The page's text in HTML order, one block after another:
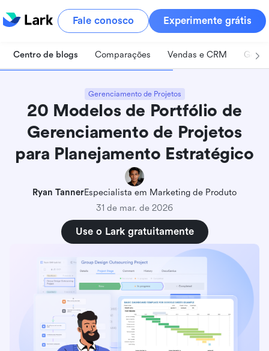
Fale conosco Experimente grátis
Centro de blogs Comparações Vendas e CRM
Gerenciamento de Projetos
20 Modelos de Portfólio de
Gerenciamento de Projetos
para Planejamento Estratégico
Ryan TannerEspecialista em Marketing de Produto
31 de mar. de 2026
Use o Lark gratuitamente